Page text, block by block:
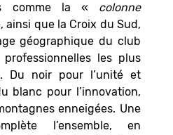
comme la « colonne
ainsi que la Croix du Sud,
géographique du club
les plus
Du noir pour l’unité et
blanc pour l’innovation,
enneigées. Une
l’ensemble, en